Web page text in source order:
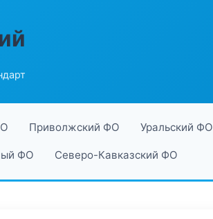
Приволжский ФО Уральский ФО
ФО Северо-Кавказский ФО